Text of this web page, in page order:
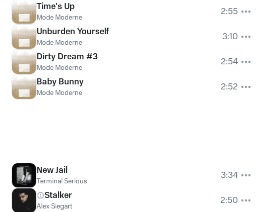
Time's Up
Mode Moderne
2:55
Unburden Yourself
Mode Moderne
3:10
Dirty Dream #3
Mode Moderne
2:54
Baby Bunny
Mode Moderne 2:52
New Jail
Terminal Serious
3:34
Stalker
Alex Siegart
2:50